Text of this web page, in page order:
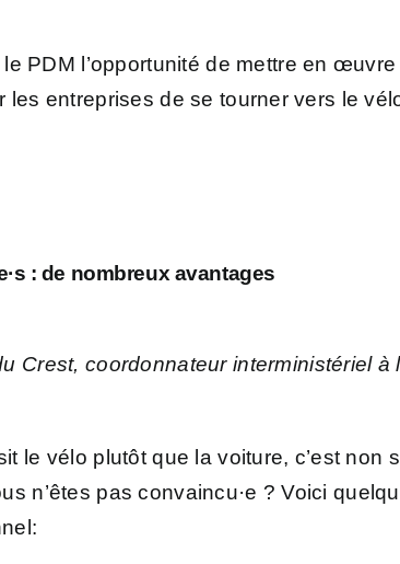
PDM l’opportunité de mettre en
entreprises de se tourner vers le
: de nombreux avantages
Crest, coordonnateur interministériel à
le vélo plutôt que la voiture, c’est non
n’êtes pas convaincu·e ? Voici